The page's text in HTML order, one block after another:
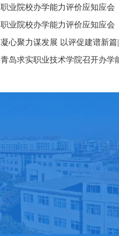
职业院校办学能力评价应知应会
职业院校办学能力评价应知应会
凝心聚力谋发展 以评促建谱新
青岛求实职业技术学院召开办学